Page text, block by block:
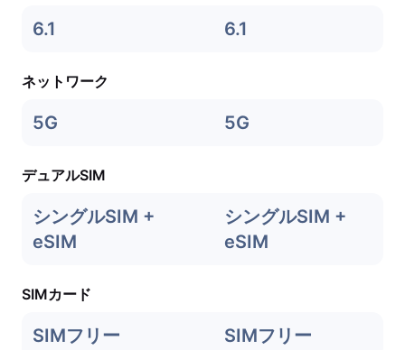
6.1 6.1
ネットワーク
5G 5G
デュアルSIM
シングルSIM +
eSIM
シングルSIM +
eSIM
SIMカード
SIMフリー SIMフリー